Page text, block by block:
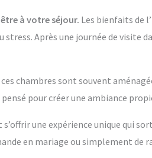
à votre séjour. Les bienfaits de
Après une journée de visite
ces chambres sont souvent
pour créer une ambiance
une expérience unique qui
en mariage ou simplement de